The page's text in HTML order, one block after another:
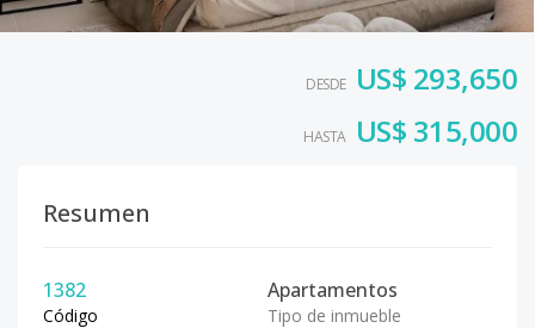
DESDE US$ 293,650
HASTA US$ 315,000
Resumen
1382
Código
Apartamentos
Tipo de inmueble